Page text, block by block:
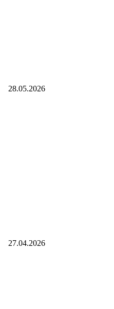
28.05.2026
27.04.2026